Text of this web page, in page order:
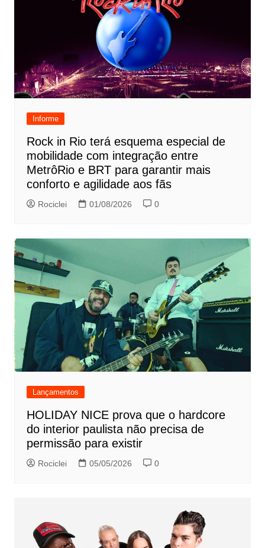
Informe
Rock in Rio terá esquema especial de
mobilidade com integração entre
MetrôRio e BRT para garantir mais
conforto e agilidade aos fãs
Rociclei 01/08/2026 0
Lançamentos
HOLIDAY NICE prova que o hardcore
do interior paulista não precisa de
permissão para existir
Rociclei 05/05/2026 0